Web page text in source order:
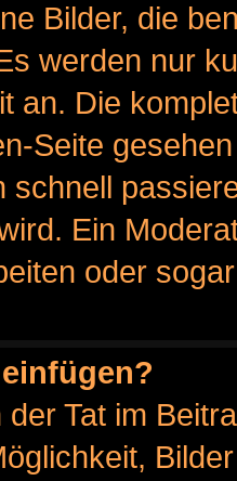
Bilder, die
werden nur
an. Die
Seite
schnell
Ein
oder
Tat im